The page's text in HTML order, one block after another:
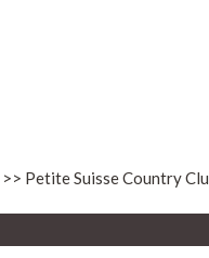
>> Petite Suisse Country